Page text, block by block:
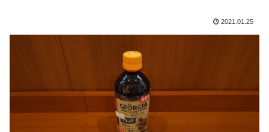
2021.01.25